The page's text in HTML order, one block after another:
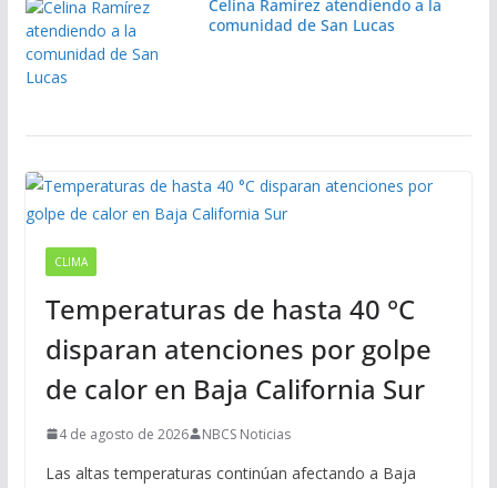
Celina Ramírez atendiendo a la
comunidad de San Lucas
CLIMA
Temperaturas de hasta 40 °C
disparan atenciones por golpe
de calor en Baja California Sur
4 de agosto de 2026 NBCS Noticias
Las altas temperaturas continúan afectando a Baja